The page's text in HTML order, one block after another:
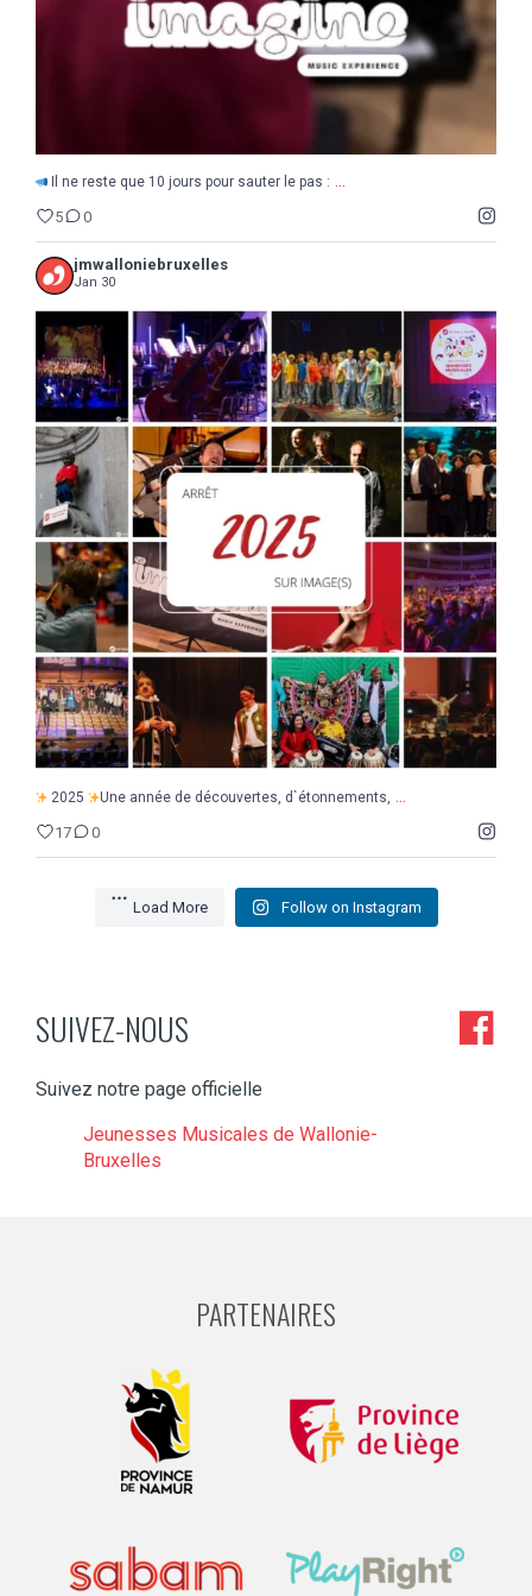
Il ne reste que 10 jours pour sauter le pas : ...
5 0
jmwalloniebruxelles
Jan 30
2025 Une année de découvertes, d`étonnements, ...
2025 Une année de découvertes, d`étonnements, ...
17 0
Load More Follow on Instagram
SUIVEZ-NOUS
Suivez notre page officielle
Jeunesses Musicales de Wallonie-
Bruxelles
PARTENAIRES